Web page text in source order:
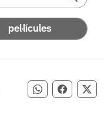
pel·lícules
Compartir